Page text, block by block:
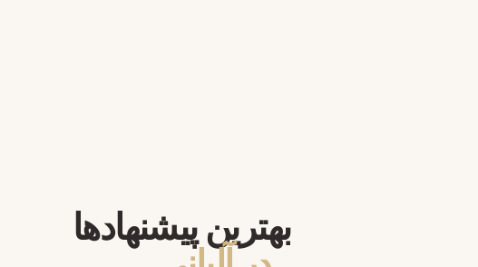
بهترین پیشنهادها